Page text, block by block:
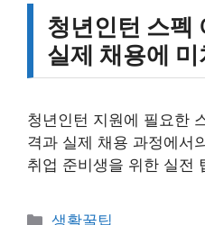
청년인턴 스펙
실제 채용에
청년인턴 지원에 필요한
격과 실제 채용 과정에서
취업 준비생을 위한 실전
카
생활꿀팁